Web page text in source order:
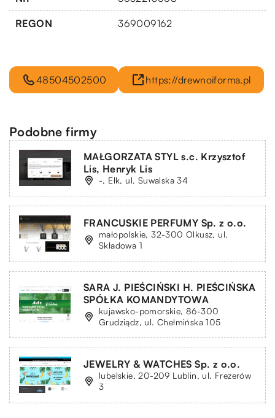
REGON 369009162
48504502500 https://drewnoiforma.pl
Podobne firmy
MAŁGORZATA STYL s.c. Krzysztof
Lis, Henryk Lis
-, Ełk, ul. Suwalska 34
FRANCUSKIE PERFUMY Sp. z o.o.
małopolskie, 32-300 Olkusz, ul.
Składowa 1
SARA J. PIEŚCIŃSKI H. PIEŚCIŃSKA
SPÓŁKA KOMANDYTOWA
kujawsko-pomorskie, 86-300
Grudziądz, ul. Chełmińska 105
JEWELRY & WATCHES Sp. z o.o.
lubelskie, 20-209 Lublin, ul. Frezerów
3